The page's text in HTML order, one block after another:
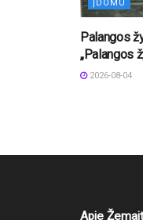
ĮDOMU
Palangos
„Palangos
2026-08-04
Apie